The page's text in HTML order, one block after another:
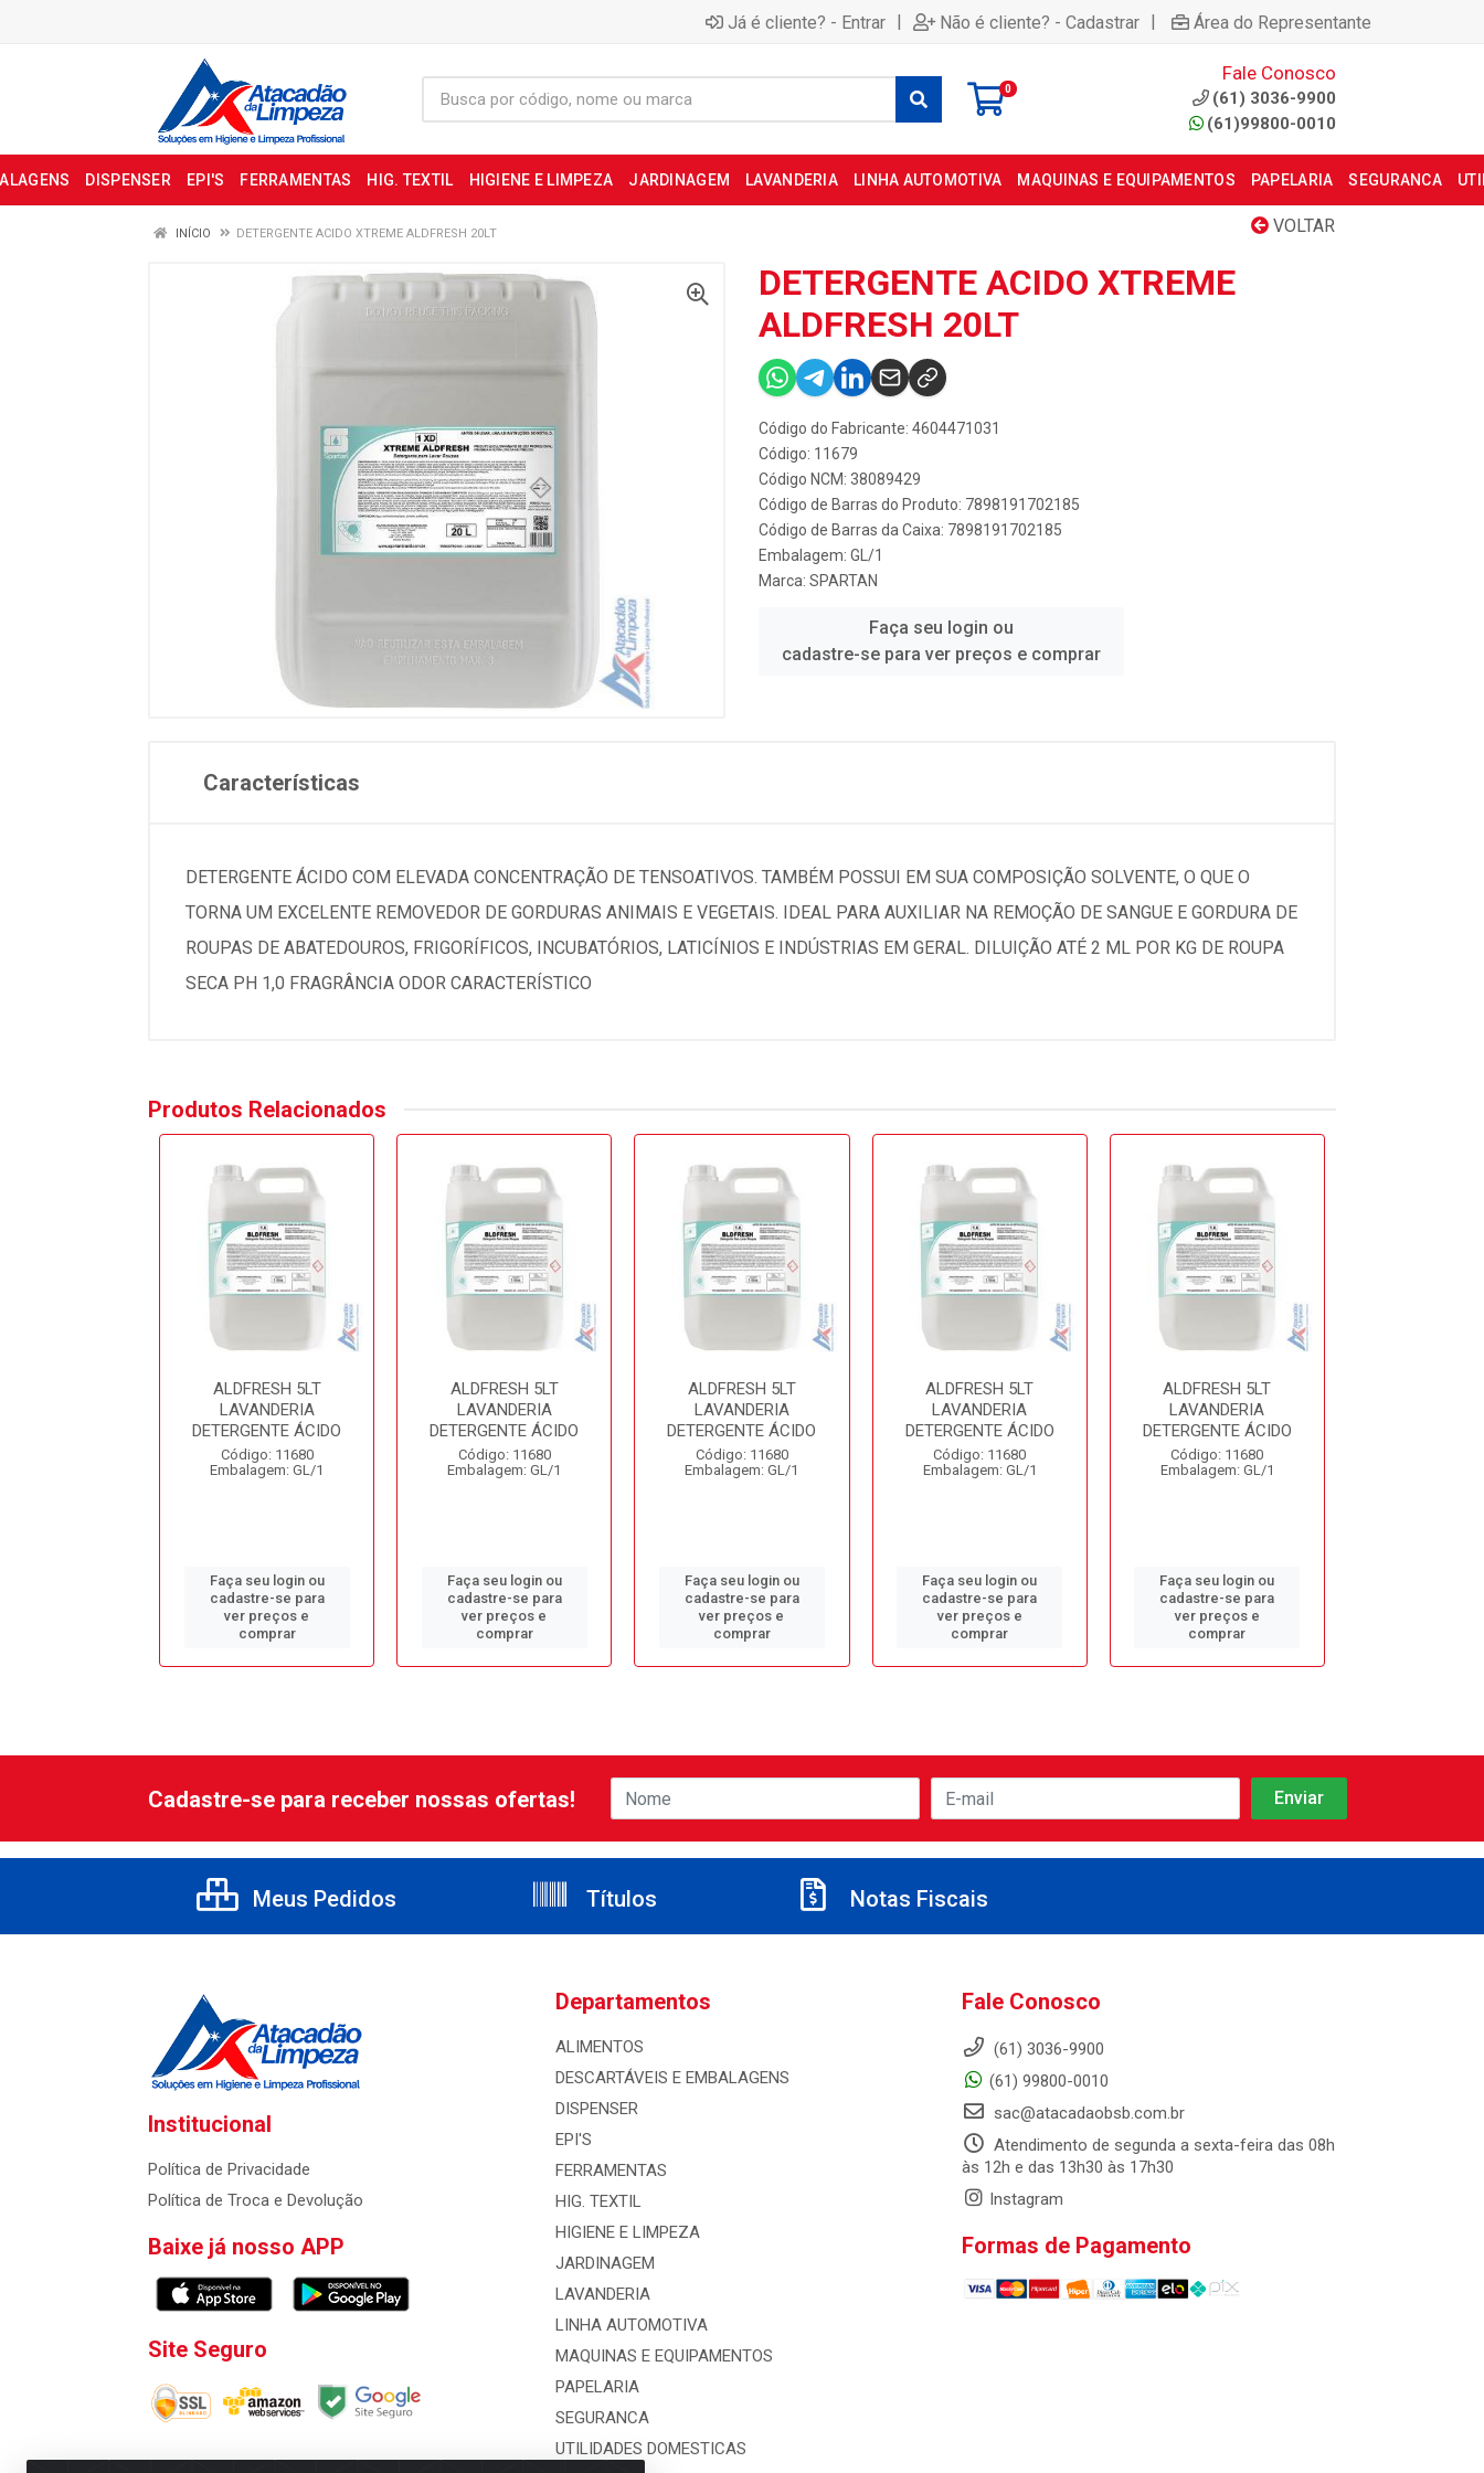
Já é cliente? - Entrar | Não é cliente? - Cadastrar | Área do Representante
0
Fale Conosco
(61) 3036-9900
(61)99800-0010
DISPENSER EPI'S FERRAMENTAS HIG. TEXTIL HIGIENE E LIMPEZA JARDINAGEM LAVANDERIA LINHA AUTOMOTIVA MAQUINAS E EQUIPAMENTOS PAPELARIA SEGURANCA
VOLTAR
INÍCIO DETERGENTE ACIDO XTREME ALDFRESH 20LT
DETERGENTE ACIDO XTREME
ALDFRESH 20LT
Código do Fabricante: 4604471031
Código: 11679
Código NCM: 38089429
Código de Barras do Produto: 7898191702185
Código de Barras da Caixa: 7898191702185
Embalagem: GL/1
Marca: SPARTAN
Faça seu login ou
cadastre-se para ver preços e comprar
Características
DETERGENTE ÁCIDO COM ELEVADA CONCENTRAÇÃO DE TENSOATIVOS. TAMBÉM POSSUI EM SUA COMPOSIÇÃO SOLVENTE, O QUE O
TORNA UM EXCELENTE REMOVEDOR DE GORDURAS ANIMAIS E VEGETAIS. IDEAL PARA AUXILIAR NA REMOÇÃO DE SANGUE E GORDURA DE
ROUPAS DE ABATEDOUROS, FRIGORÍFICOS, INCUBATÓRIOS, LATICÍNIOS E INDÚSTRIAS EM GERAL. DILUIÇÃO ATÉ 2 ML POR KG DE ROUPA
SECA PH 1,0 FRAGRÂNCIA ODOR CARACTERÍSTICO
Produtos Relacionados
ALDFRESH 5LT
LAVANDERIA
DETERGENTE ÁCIDO
Código: 11680
Embalagem: GL/1
Faça seu login ou
cadastre-se para
ver preços e
comprar
ALDFRESH 5LT
LAVANDERIA
DETERGENTE ÁCIDO
Código: 11680
Embalagem: GL/1
Faça seu login ou
cadastre-se para
ver preços e
comprar
ALDFRESH 5LT
LAVANDERIA
DETERGENTE ÁCIDO
Código: 11680
Embalagem: GL/1
Faça seu login ou
cadastre-se para
ver preços e
comprar
ALDFRESH 5LT
LAVANDERIA
DETERGENTE ÁCIDO
Código: 11680
Embalagem: GL/1
Faça seu login ou
cadastre-se para
ver preços e
comprar
ALDFRESH 5LT
LAVANDERIA
DETERGENTE ÁCIDO
Código: 11680
Embalagem: GL/1
Faça seu login ou
cadastre-se para
ver preços e
comprar
Cadastre-se para receber nossas ofertas!
Meus Pedidos Títulos Notas Fiscais
Institucional
Política de Privacidade
Política de Troca e Devolução
Baixe já nosso APP
Site Seguro
Departamentos
ALIMENTOS
DESCARTÁVEIS E EMBALAGENS
DISPENSER
EPI'S
FERRAMENTAS
HIG. TEXTIL
HIGIENE E LIMPEZA
JARDINAGEM
LAVANDERIA
LINHA AUTOMOTIVA
MAQUINAS E EQUIPAMENTOS
PAPELARIA
SEGURANCA
UTILIDADES DOMESTICAS
Fale Conosco
(61) 3036-9900
(61) 99800-0010
sac@atacadaobsb.com.br
Atendimento de segunda a sexta-feira das 08h
às 12h e das 13h30 às 17h30
Instagram
Formas de Pagamento